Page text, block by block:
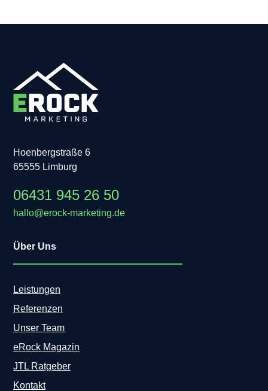
Hoenbergstraße 6
65555 Limburg
06431 945 26 50
hallo@erock-marketing.de
Über Uns
Leistungen
Referenzen
Unser Team
eRock Magazin
JTL Ratgeber
Kontakt